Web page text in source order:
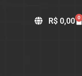
R$ 0,00 0